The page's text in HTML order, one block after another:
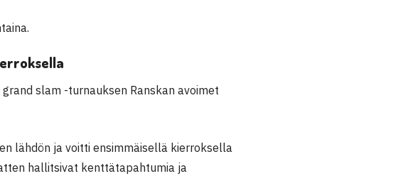
slam -turnauksen Ranskan avoimet
lähdön ja voitti ensimmäisellä kierroksella
hallitsivat kenttätapahtumia ja